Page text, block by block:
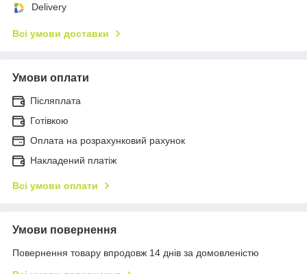
Delivery
Всі умови доставки
Умови оплати
Післяплата
Готівкою
Оплата на розрахунковий рахунок
Накладений платіж
Всі умови оплати
Умови повернення
Повернення товару впродовж 14 днів за домовленістю